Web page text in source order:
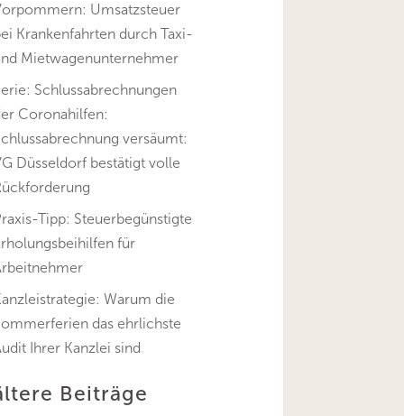
Umsatzsteuer
Krankenfahrten durch Taxi-
Mietwagenunternehmer
Schlussabrechnungen
Coronahilfen:
versäumt:
Düsseldorf bestätigt volle
Tipp: Steuerbegünstigte
für
Warum die
das ehrlichste
Ihrer Kanzlei sind
Beiträge